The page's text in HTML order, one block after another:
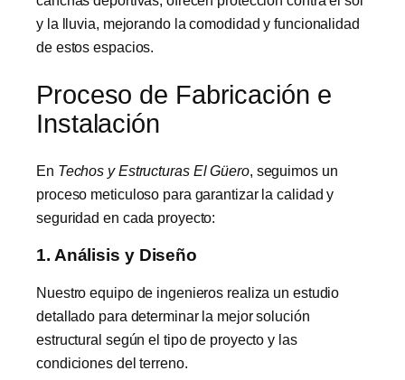
y la lluvia, mejorando la comodidad y funcionalidad
de estos espacios.
Proceso de Fabricación e
Instalación
En Techos y Estructuras El Güero, seguimos un
proceso meticuloso para garantizar la calidad y
seguridad en cada proyecto:
1. Análisis y Diseño
Nuestro equipo de ingenieros realiza un estudio
detallado para determinar la mejor solución
estructural según el tipo de proyecto y las
condiciones del terreno.